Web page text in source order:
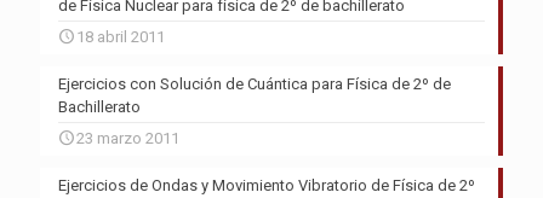
de Física Nuclear para física de 2º de bachillerato
18 abril 2011
Ejercicios con Solución de Cuántica para Física de 2º de
Bachillerato
23 marzo 2011
Ejercicios de Ondas y Movimiento Vibratorio de Física de 2º